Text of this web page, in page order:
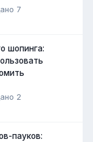
7
шопинга:
2
пауков: